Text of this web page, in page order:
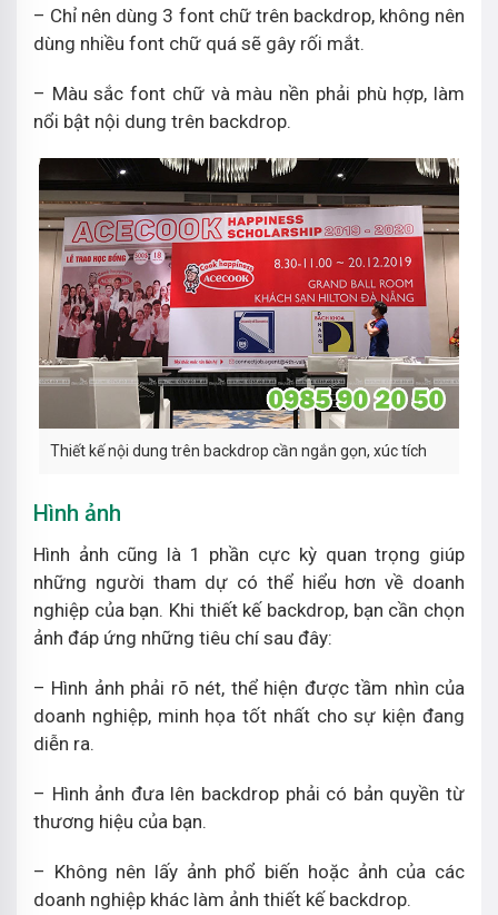
– Chỉ nên dùng 3 font chữ trên backdrop, không nên
dùng nhiều font chữ quá sẽ gây rối mắt.
– Màu sắc font chữ và màu nền phải phù hợp, làm
nổi bật nội dung trên backdrop.
Thiết kế nội dung trên backdrop cần ngắn gọn, xúc tích
Hình ảnh
Hình ảnh cũng là 1 phần cực kỳ quan trọng giúp
những người tham dự có thể hiểu hơn về doanh
nghiệp của bạn. Khi thiết kế backdrop, bạn cần chọn
ảnh đáp ứng những tiêu chí sau đây:
– Hình ảnh phải rõ nét, thể hiện được tầm nhìn của
doanh nghiệp, minh họa tốt nhất cho sự kiện đang
diễn ra.
– Hình ảnh đưa lên backdrop phải có bản quyền từ
thương hiệu của bạn.
– Không nên lấy ảnh phổ biến hoặc ảnh của các
doanh nghiệp khác làm ảnh thiết kế backdrop.